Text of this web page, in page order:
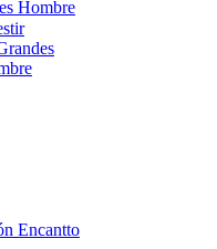
Hombre
Encantto